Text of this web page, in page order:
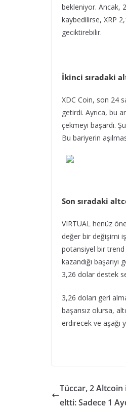
bekleniyor. Ancak,
kaybedilirse, XRP
geciktirebilir.
İkinci sıradaki
XDC Coin, son 24
getirdi. Ayrıca, bu
çekmeyi başardı.
Bu bariyerin
Son sıradaki
VIRTUAL henüz
değer bir değişimi
potansiyel bir trend
kazandığı
3,26 dolar destek
3,26 doları geri
başarısız olursa,
erdirecek ve aşağı
Tüccar, 2 Altcoin
eltti: Sadece 1